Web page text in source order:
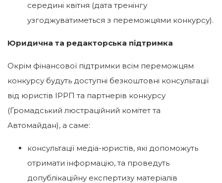
середині квітня (дата тренінгу
узгоджуватиметься з переможцями конкурсу).
Юридична та редакторська підтримка
Окрім фінансової підтримки всім переможцям
конкурсу будуть доступні безкоштовні консультації
від юристів ІРРП та партнерів конкурсу
(Громадський люстраційний комітет та
Автомайдан), а саме:
консультації медіа-юристів, які допоможуть
отримати інформацію, та проведуть
допублікаційну експертизу матеріалів